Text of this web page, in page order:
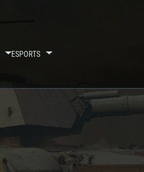
ESPORTS